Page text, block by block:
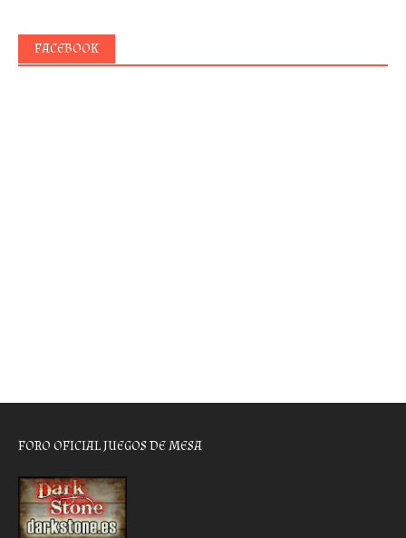
FACEBOOK
FORO OFICIAL JUEGOS DE MESA